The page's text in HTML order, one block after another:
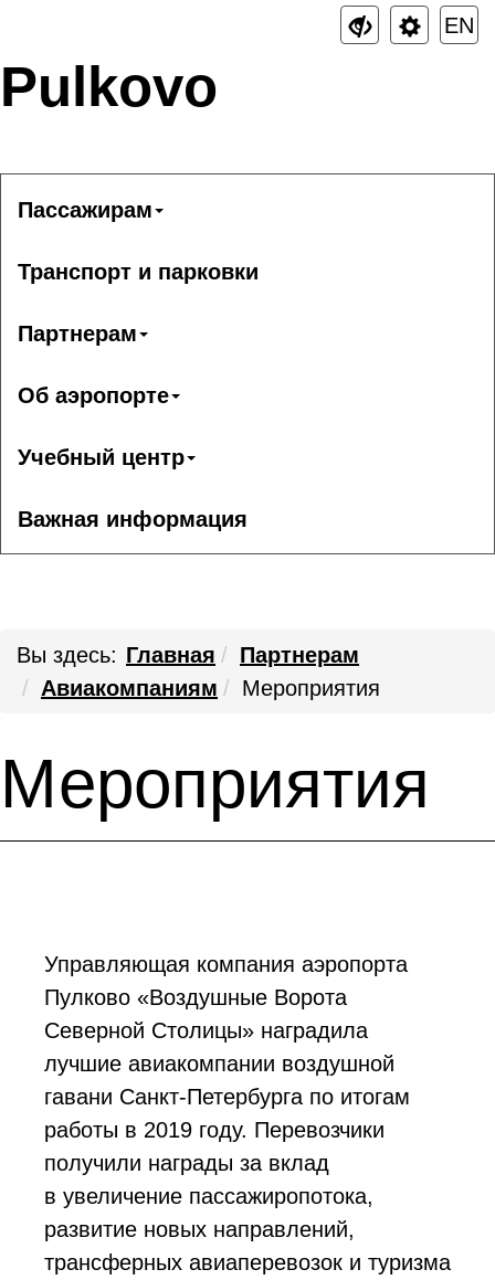
EN
Pulkovo
Пассажирам
Транспорт и парковки
Партнерам
Об аэропорте
Учебный центр
Важная информация
Вы здесь: Главная
Партнерам
Авиакомпаниям
Мероприятия
Мероприятия
Управляющая компания аэропорта
Пулково «Воздушные Ворота
Северной Столицы» наградила
лучшие авиакомпании воздушной
гавани Санкт-Петербурга по итогам
работы в 2019 году. Перевозчики
получили награды за вклад
в увеличение пассажиропотока,
развитие новых направлений,
трансферных авиаперевозок и туризма